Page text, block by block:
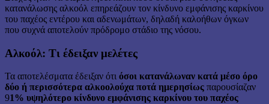
κατανάλωσης αλκοόλ επηρεάζουν τον κίνδυνο εμφάνισης καρκίνου
του παχέος εντέρου και αδενωμάτων, δηλαδή καλοήθων όγκων
που συχνά αποτελούν πρόδρομο στάδιο της νόσου.
Αλκοόλ: Τι έδειξαν μελέτες
Τα αποτελέσματα έδειξαν ότι όσοι κατανάλωναν κατά μέσο όρο
δύο ή περισσότερα αλκοολούχα ποτά ημερησίως παρουσίαζαν
91% υψηλότερο κίνδυνο εμφάνισης καρκίνου του παχέος